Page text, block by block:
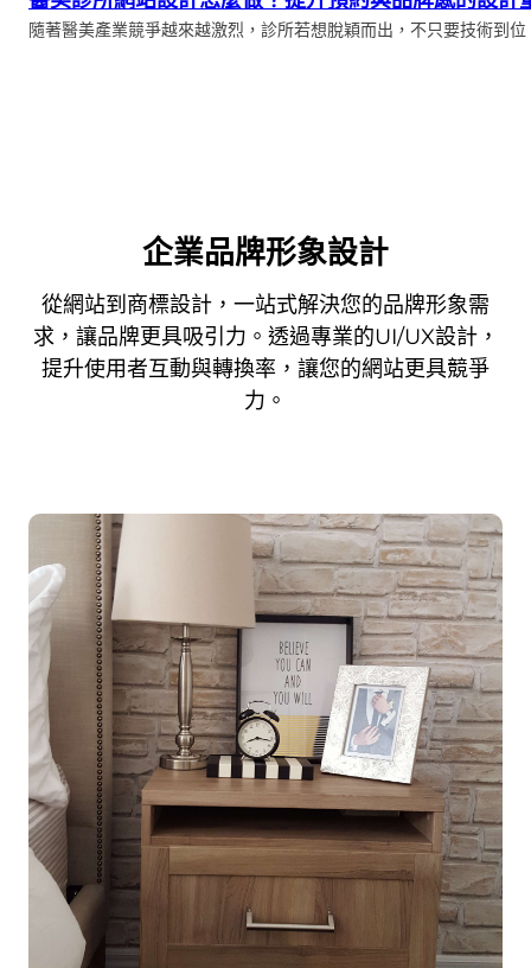
隨著醫美產業競爭越來越激烈，診所若想脫穎而出，不只要技術到
企業品牌形象設計
從網站到商標設計，一站式解決您的品牌形象需
求，讓品牌更具吸引力。透過專業的UI/UX設計，
提升使用者互動與轉換率，讓您的網站更具競爭
力。